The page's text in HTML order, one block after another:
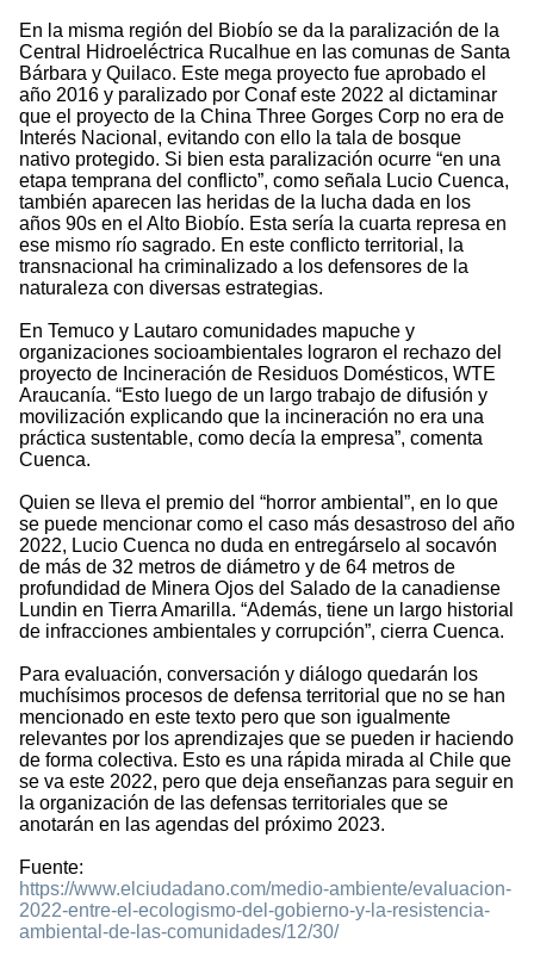
En la misma región del Biobío se da la paralización de la
Central Hidroeléctrica Rucalhue en las comunas de Santa
Bárbara y Quilaco. Este mega proyecto fue aprobado el
año 2016 y paralizado por Conaf este 2022 al dictaminar
que el proyecto de la China Three Gorges Corp no era de
Interés Nacional, evitando con ello la tala de bosque
nativo protegido. Si bien esta paralización ocurre “en una
etapa temprana del conflicto”, como señala Lucio Cuenca,
también aparecen las heridas de la lucha dada en los
años 90s en el Alto Biobío. Esta sería la cuarta represa en
ese mismo río sagrado. En este conflicto territorial, la
transnacional ha criminalizado a los defensores de la
naturaleza con diversas estrategias.
En Temuco y Lautaro comunidades mapuche y
organizaciones socioambientales lograron el rechazo del
proyecto de Incineración de Residuos Domésticos, WTE
Araucanía. “Esto luego de un largo trabajo de difusión y
movilización explicando que la incineración no era una
práctica sustentable, como decía la empresa”, comenta
Cuenca.
Quien se lleva el premio del “horror ambiental”, en lo que
se puede mencionar como el caso más desastroso del año
2022, Lucio Cuenca no duda en entregárselo al socavón
de más de 32 metros de diámetro y de 64 metros de
profundidad de Minera Ojos del Salado de la canadiense
Lundin en Tierra Amarilla. “Además, tiene un largo historial
de infracciones ambientales y corrupción”, cierra Cuenca.
Para evaluación, conversación y diálogo quedarán los
muchísimos procesos de defensa territorial que no se han
mencionado en este texto pero que son igualmente
relevantes por los aprendizajes que se pueden ir haciendo
de forma colectiva. Esto es una rápida mirada al Chile que
se va este 2022, pero que deja enseñanzas para seguir en
la organización de las defensas territoriales que se
anotarán en las agendas del próximo 2023.
Fuente:
https://www.elciudadano.com/medio-ambiente/evaluacion-
2022-entre-el-ecologismo-del-gobierno-y-la-resistencia-
ambiental-de-las-comunidades/12/30/